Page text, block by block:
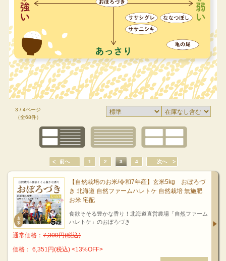
3 / 4ページ
（全68件）
前へ 1 2 3 4 次へ
【自然栽培のお米/令和7年産】玄米5kg おぼろづ
き 北海道 自然ファームハレトケ 自然栽培 無施肥
お米 宅配
食欲そそる豊かな香り！北海道直営農場「自然ファーム
ハレトケ」のおぼろづき
通常価格： 7,300円(税込)
価格： 6,351円(税込) <13%OFF>